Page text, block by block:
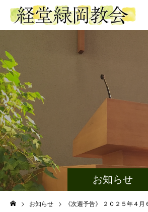
お知らせ
お知らせ 《次週予告》 ２０２５年４月